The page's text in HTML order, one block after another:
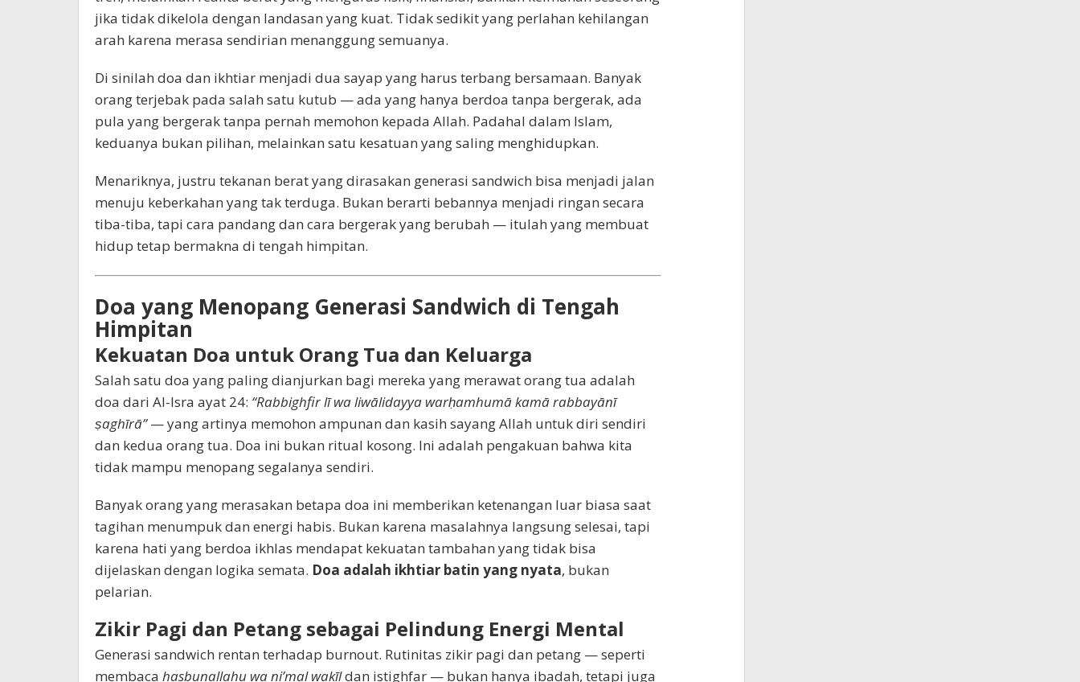
jika tidak dikelola dengan landasan yang kuat. Tidak sedikit yang perlahan kehilangan
arah karena merasa sendirian menanggung semuanya.
Di sinilah doa dan ikhtiar menjadi dua sayap yang harus terbang bersamaan. Banyak
orang terjebak pada salah satu kutub — ada yang hanya berdoa tanpa bergerak, ada
pula yang bergerak tanpa pernah memohon kepada Allah. Padahal dalam Islam,
keduanya bukan pilihan, melainkan satu kesatuan yang saling menghidupkan.
Menariknya, justru tekanan berat yang dirasakan generasi sandwich bisa menjadi jalan
menuju keberkahan yang tak terduga. Bukan berarti bebannya menjadi ringan secara
tiba-tiba, tapi cara pandang dan cara bergerak yang berubah — itulah yang membuat
hidup tetap bermakna di tengah himpitan.
Doa yang Menopang Generasi Sandwich di Tengah
Himpitan
Kekuatan Doa untuk Orang Tua dan Keluarga
Salah satu doa yang paling dianjurkan bagi mereka yang merawat orang tua adalah
doa dari Al-Isra ayat 24: “Rabbighfir lī wa liwālidayya warḥamhumā kamā rabbayānī
ṣaghīrā”— yang artinya memohon ampunan dan kasih sayang Allah untuk diri sendiri
dan kedua orang tua. Doa ini bukan ritual kosong. Ini adalah pengakuan bahwa kita
tidak mampu menopang segalanya sendiri.
Banyak orang yang merasakan betapa doa ini memberikan ketenangan luar biasa saat
tagihan menumpuk dan energi habis. Bukan karena masalahnya langsung selesai, tapi
karena hati yang berdoa ikhlas mendapat kekuatan tambahan yang tidak bisa
dijelaskan dengan logika semata. Doa adalah ikhtiar batin yang nyata, bukan
pelarian.
Zikir Pagi dan Petang sebagai Pelindung Energi Mental
Generasi sandwich rentan terhadap burnout. Rutinitas zikir pagi dan petang — seperti
membaca hasbunallahu wa ni’mal wakīldan istighfar — bukan hanya ibadah, tetapi juga